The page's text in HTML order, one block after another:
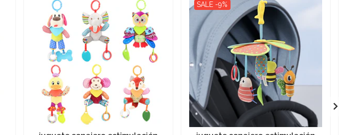
SALE -9%